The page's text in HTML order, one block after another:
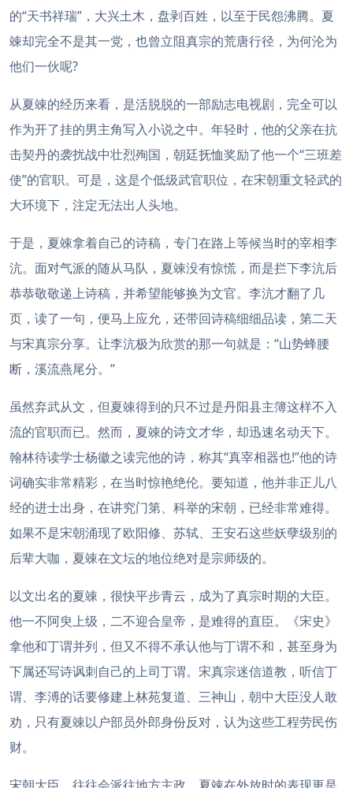
的“天书祥瑞”，大兴土木，盘剥百姓，以至于民怨沸腾。夏
竦却完全不是其一党，也曾立阻真宗的荒唐行径，为何沦为
他们一伙呢?
从夏竦的经历来看，是活脱脱的一部励志电视剧，完全可以
作为开了挂的男主角写入小说之中。年轻时，他的父亲在抗
击契丹的袭扰战中壮烈殉国，朝廷抚恤奖励了他一个“三班差
使”的官职。可是，这是个低级武官职位，在宋朝重文轻武的
大环境下，注定无法出人头地。
于是，夏竦拿着自己的诗稿，专门在路上等候当时的宰相李
沆。面对气派的随从马队，夏竦没有惊慌，而是拦下李沆后
恭恭敬敬递上诗稿，并希望能够换为文官。李沆才翻了几
页，读了一句，便马上应允，还带回诗稿细细品读，第二天
与宋真宗分享。让李沆极为欣赏的那一句就是：“山势蜂腰
断，溪流燕尾分。”
虽然弃武从文，但夏竦得到的只不过是丹阳县主簿这样不入
流的官职而已。然而，夏竦的诗文才华，却迅速名动天下。
翰林待读学士杨徽之读完他的诗，称其“真宰相器也!”他的诗
词确实非常精彩，在当时惊艳绝伦。要知道，他并非正儿八
经的进士出身，在讲究门第、科举的宋朝，已经非常难得。
如果不是宋朝涌现了欧阳修、苏轼、王安石这些妖孽级别的
后辈大咖，夏竦在文坛的地位绝对是宗师级的。
以文出名的夏竦，很快平步青云，成为了真宗时期的大臣。
他一不阿臾上级，二不迎合皇帝，是难得的直臣。《宋史》
拿他和丁谓并列，但又不得不承认他与丁谓不和，甚至身为
下属还写诗讽刺自己的上司丁谓。宋真宗迷信道教，听信丁
谓、李溥的话要修建上林苑复道、三神山，朝中大臣没人敢
劝，只有夏竦以户部员外郎身份反对，认为这些工程劳民伤
财。